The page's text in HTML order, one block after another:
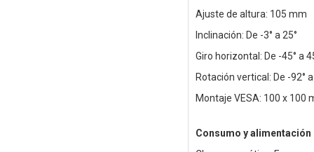
Ajuste de altura: 105 mm
Inclinación: De -3° a 25°
Giro horizontal: De -45° a
Rotación vertical: De -92° a
Montaje VESA: 100 x 100
Consumo y alimentación